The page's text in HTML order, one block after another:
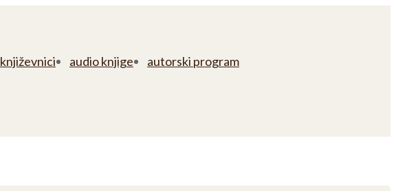
književnici audio knjige autorski program